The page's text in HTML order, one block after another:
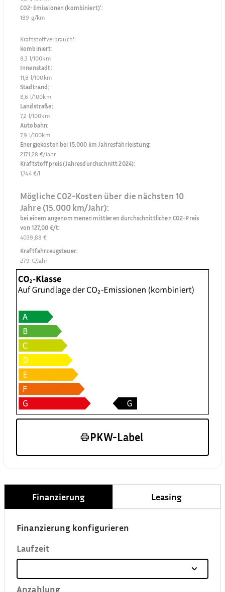
CO2-Emissionen (kombiniert)¹:
189 g/km
Kraftstoffverbrauch¹:
kombiniert:
8,3 l/100km
Innenstadt:
11,8 l/100km
Stadtrand:
8,6 l/100km
Landstraße:
7,2 l/100km
Autobahn:
7,9 l/100km
Energiekosten bei 15.000 km Jahresfahrleistung:
2171,28 €/Jahr
Kraftstoffpreis (Jahresdurchschnitt 2024):
1,744 €/l
Mögliche CO2-Kosten über die nächsten 10
Jahre (15.000 km/Jahr):
bei einem angenommenen mittleren durchschnittlichen CO2-Preis
von 127,00 €/t:
4039,88 €
Kraftfahrzeugsteuer:
279 €/Jahr
PKW-Label
Finanzierung Leasing
Finanzierung konfigurieren
Laufzeit
Anzahlung